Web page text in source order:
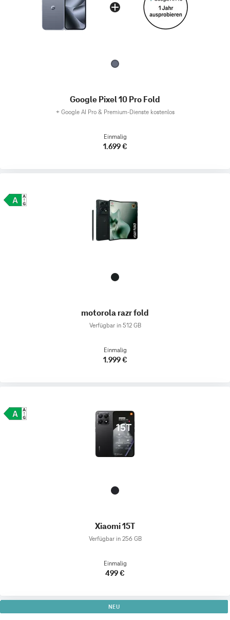
Google Pixel 10 Pro Fold
+ Google AI Pro & Premium-Dienste kostenlos
Einmalig
1.699 €
motorola razr fold
Verfügbar in 512 GB
Einmalig
1.999 €
Xiaomi 15T
Verfügbar in 256 GB
Einmalig
499 €
NEU